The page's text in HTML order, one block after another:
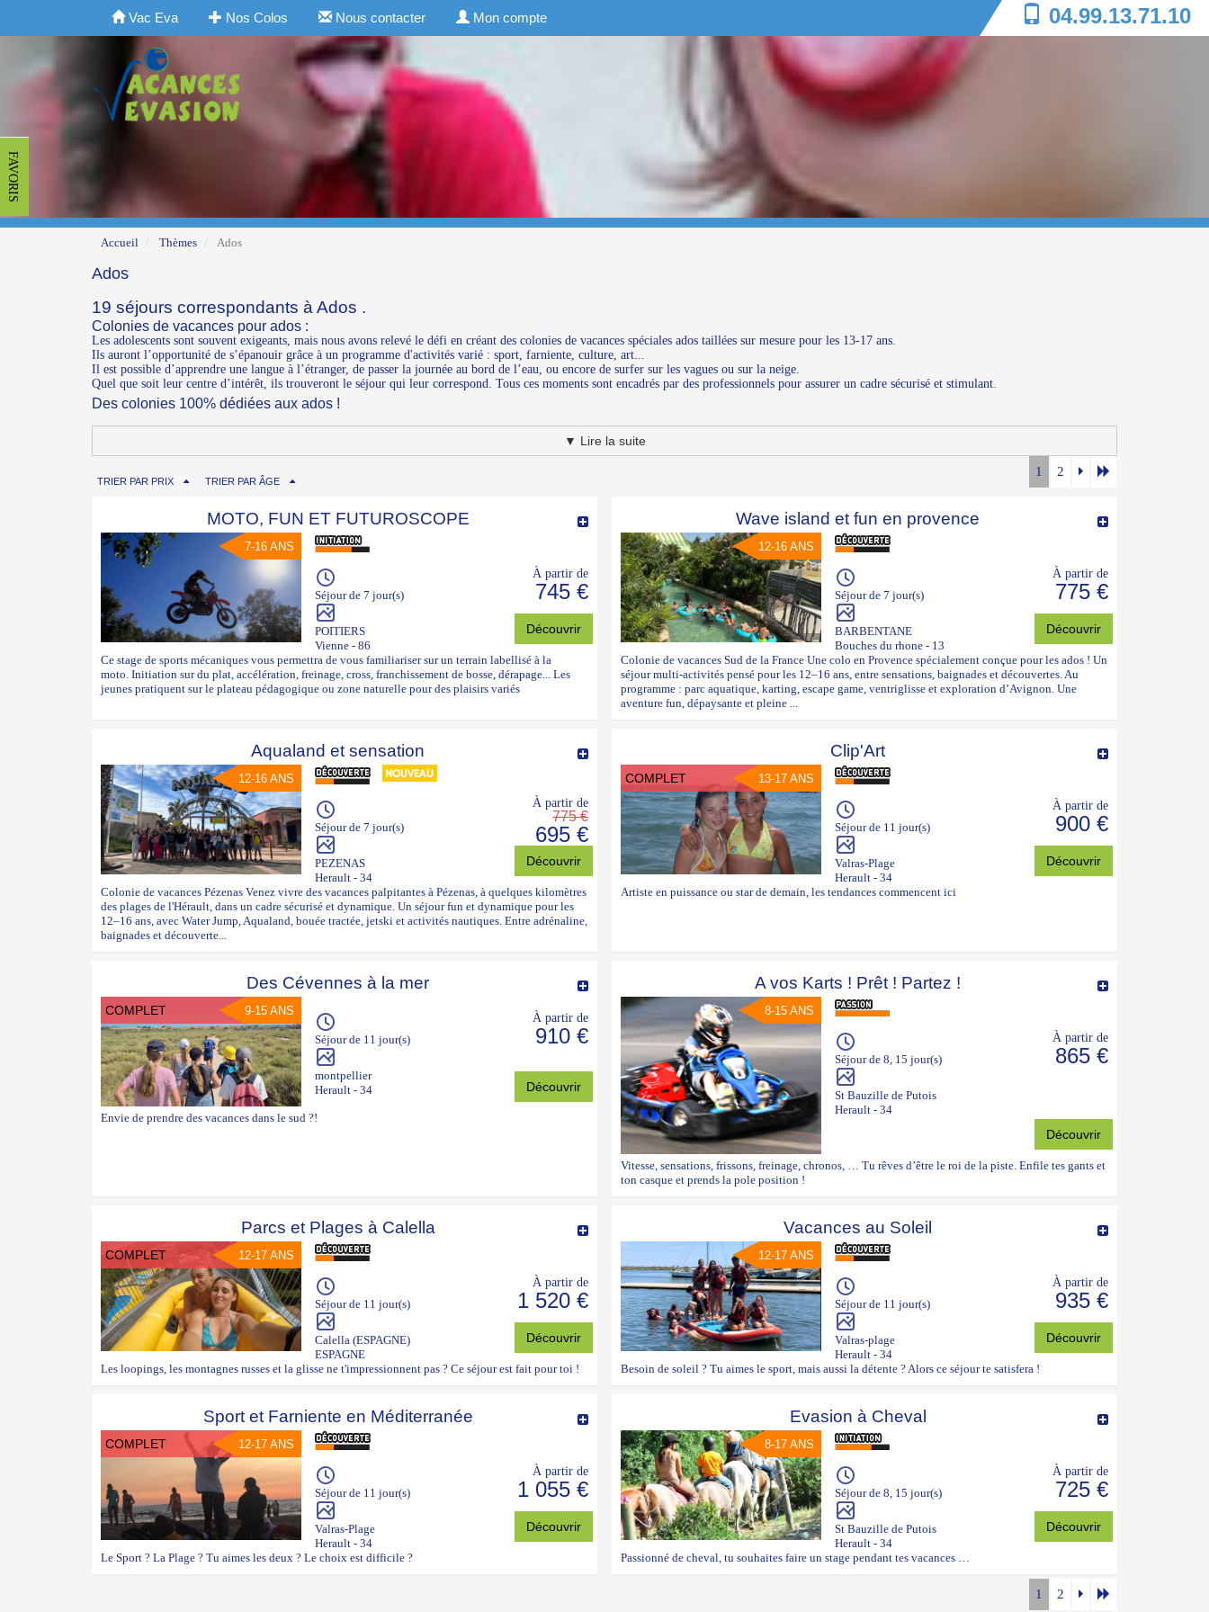
Vac Eva Nos Colos Nous contacter Mon compte 04.99.13.71.10
FAVORIS
Accueil Thèmes Ados
Ados
19 séjours correspondants à Ados .
Colonies de vacances pour ados :
Les adolescents sont souvent exigeants, mais nous avons relevé le défi en créant des colonies de vacances spéciales ados taillées sur mesure pour les 13-17 ans.
Ils auront l’opportunité de s’épanouir grâce à un programme d'activités varié : sport, farniente, culture, art...
Il est possible d’apprendre une langue à l’étranger, de passer la journée au bord de l’eau, ou encore de surfer sur les vagues ou sur la neige.
Quel que soit leur centre d’intérêt, ils trouveront le séjour qui leur correspond. Tous ces moments sont encadrés par des professionnels pour assurer un cadre sécurisé et stimulant.
Des colonies 100% dédiées aux ados !
▼ Lire la suite
TRIER PAR PRIX TRIER PAR ÂGE
1 2
MOTO, FUN ET FUTUROSCOPE
7-16 ANS
Séjour de 7 jour(s)
POITIERS
Vienne - 86
À partir de
745 €
Découvrir
Ce stage de sports mécaniques vous permettra de vous familiariser sur un terrain labellisé à la
moto. Initiation sur du plat, accélération, freinage, cross, franchissement de bosse, dérapage... Les
jeunes pratiquent sur le plateau pédagogique ou zone naturelle pour des plaisirs variés
Wave island et fun en provence
12-16 ANS
Séjour de 7 jour(s)
BARBENTANE
Bouches du rhone - 13
À partir de
775 €
Découvrir
Colonie de vacances Sud de la France Une colo en Provence spécialement conçue pour les ados ! Un
séjour multi-activités pensé pour les 12–16 ans, entre sensations, baignades et découvertes. Au
programme : parc aquatique, karting, escape game, ventriglisse et exploration d’Avignon. Une
aventure fun, dépaysante et pleine ...
Aqualand et sensation
12-16 ANS
Séjour de 7 jour(s)
PEZENAS
Herault - 34
À partir de
775 €
695 €
Découvrir
Colonie de vacances Pézenas Venez vivre des vacances palpitantes à Pézenas, à quelques kilomètres
des plages de l'Hérault, dans un cadre sécurisé et dynamique. Un séjour fun et dynamique pour les
12–16 ans, avec Water Jump, Aqualand, bouée tractée, jetski et activités nautiques. Entre adrénaline,
baignades et découverte...
Clip'Art
COMPLET 13-17 ANS
Séjour de 11 jour(s)
Valras-Plage
Herault - 34
À partir de
900 €
Découvrir
Artiste en puissance ou star de demain, les tendances commencent ici
Des Cévennes à la mer
COMPLET 9-15 ANS
Séjour de 11 jour(s)
montpellier
Herault - 34
À partir de
910 €
Découvrir
Envie de prendre des vacances dans le sud ?!
A vos Karts ! Prêt ! Partez !
8-15 ANS
Séjour de 8, 15 jour(s)
St Bauzille de Putois
Herault - 34
À partir de
865 €
Découvrir
Vitesse, sensations, frissons, freinage, chronos, … Tu rêves d’être le roi de la piste. Enfile tes gants et
ton casque et prends la pole position !
Parcs et Plages à Calella
COMPLET 12-17 ANS
Séjour de 11 jour(s)
Calella (ESPAGNE)
ESPAGNE
À partir de
1 520 €
Découvrir
Les loopings, les montagnes russes et la glisse ne t'impressionnent pas ? Ce séjour est fait pour toi !
Vacances au Soleil
12-17 ANS
Séjour de 11 jour(s)
Valras-plage
Herault - 34
À partir de
935 €
Découvrir
Besoin de soleil ? Tu aimes le sport, mais aussi la détente ? Alors ce séjour te satisfera !
Sport et Farniente en Méditerranée
COMPLET 12-17 ANS
Séjour de 11 jour(s)
Valras-Plage
Herault - 34
À partir de
1 055 €
Découvrir
Le Sport ? La Plage ? Tu aimes les deux ? Le choix est difficile ?
Evasion à Cheval
8-17 ANS
Séjour de 8, 15 jour(s)
St Bauzille de Putois
Herault - 34
À partir de
725 €
Découvrir
Passionné de cheval, tu souhaites faire un stage pendant tes vacances …
1 2